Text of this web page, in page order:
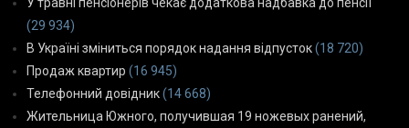
(29 934)
В Україні зміниться порядок надання відпусток(18 720)
Продаж квартир (16 945)
Телефонний довідник(14 668)
Жительница Южного, получившая 19 ножевых ранений,